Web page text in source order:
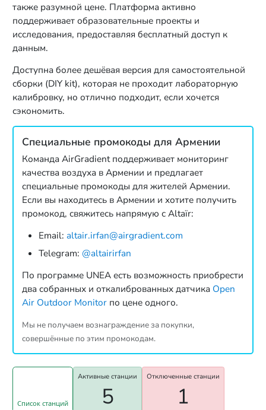
также разумной цене. Платформа активно
поддерживает образовательные проекты и
исследования, предоставляя бесплатный доступ к
данным.
Доступна более дешёвая версия для самостоятельной
сборки (DIY kit), которая не проходит лабораторную
калибровку, но отлично подходит, если хочется
сэкономить.
Специальные промокоды для Армении
Команда AirGradient поддерживает мониторинг
качества воздуха в Армении и предлагает
специальные промокоды для жителей Армении.
Если вы находитесь в Армении и хотите получить
промокод, свяжитесь напрямую с Altaïr:
Email: altair.irfan@airgradient.com
Telegram: @altairirfan
По программе UNEA есть возможность приобрести
два собранных и откалиброванных датчика Open
Air Outdoor Monitor по цене одного.
Мы не получаем вознаграждение за покупки,
совершённые по этим промокодам.
Список станций
Активные станции
5
Отключенные станции
1